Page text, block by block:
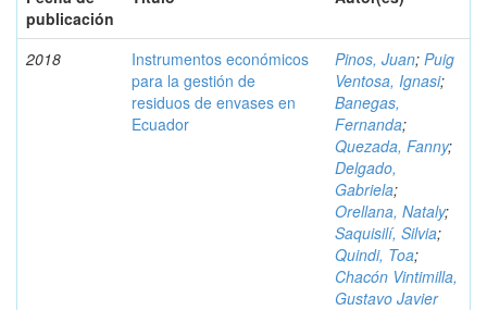
publicación
2018
Instrumentos económicos
para la gestión de
residuos de envases en
Ecuador
Pinos, Juan; Puig
Ventosa, Ignasi;
Banegas,
Fernanda;
Quezada, Fanny;
Delgado,
Gabriela;
Orellana, Nataly;
Saquisilí, Silvia;
Quindi, Toa;
Chacón Vintimilla,
Gustavo Javier